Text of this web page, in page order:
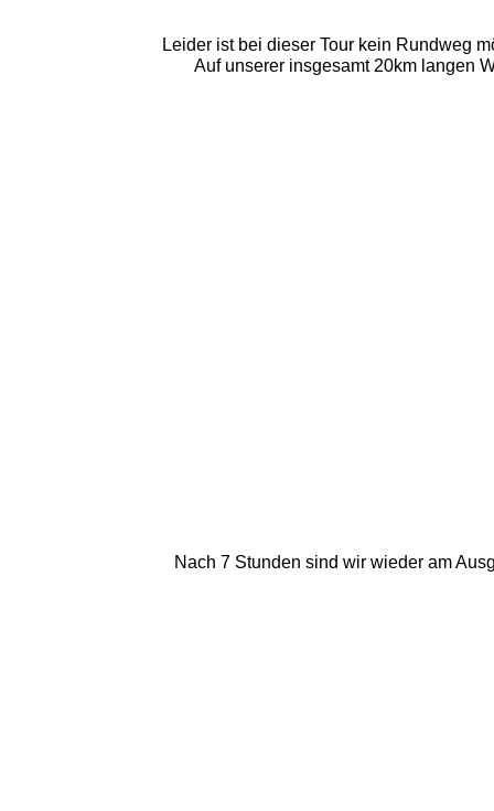
Nach 7 Stunden sind wir wieder am
Leider ist bei dieser Tour kein Rundweg
Auf unserer insgesamt 20km langen